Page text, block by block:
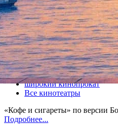
Пока ночь не
12 октября 2012, пятница-07
Версия для печати
Все кино
широкий кинопрокат
Все кинотеатры
«Кофе и сигареты» по версии
Подробнее...